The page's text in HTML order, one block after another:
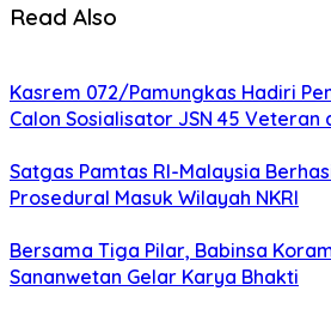
Read Also
Kasrem 072/Pamungkas Hadiri
Calon Sosialisator JSN 45 Veteran
Satgas Pamtas RI-Malaysia
Prosedural Masuk Wilayah NKRI
Bersama Tiga Pilar, Babinsa
Sananwetan Gelar Karya Bhakti